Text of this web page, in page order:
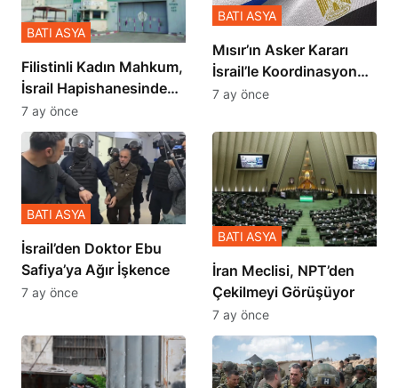
Filistinli Kadın Mahkum,
İsrail Hapishanesindeki
Zulmü Anlattı
BATI ASYA
7 ay önce
Mısır’ın Asker Kararı
İsrail’le Koordinasyon
İçinde Gerçekleşmiş
BATI ASYA
7 ay önce
İsrail’den Doktor Ebu
Safiya’ya Ağır İşkence
BATI ASYA
7 ay önce
İran Meclisi, NPT’den
Çekilmeyi Görüşüyor
BATI ASYA
7 ay önce